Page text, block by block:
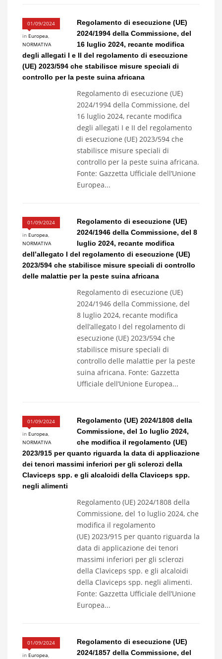
01/09/2024
in Europea,
NORMATIVA
Regolamento di esecuzione (UE)
2024/1994 della Commissione, del
16 luglio 2024, recante modifica
degli allegati I e II del regolamento di esecuzione
(UE) 2023/594 che stabilisce misure speciali di
controllo per la peste suina africana
Regolamento di esecuzione (UE)
2024/1994 della Commissione, del
16 luglio 2024, recante modifica
degli allegati I e II del regolamento
di esecuzione (UE) 2023/594 che
stabilisce misure speciali di
controllo per la peste suina africana.
Fonte: Gazzetta Ufficiale dell’Unione
Europea...
01/09/2024
in Europea,
NORMATIVA
Regolamento di esecuzione (UE)
2024/1946 della Commissione, del 8
luglio 2024, recante modifica
dell’allegato I del regolamento di esecuzione (UE)
2023/594 che stabilisce misure speciali di controllo
delle malattie per la peste suina africana
Regolamento di esecuzione (UE)
2024/1946 della Commissione, del
8 luglio 2024, recante modifica
dell’allegato I del regolamento di
esecuzione (UE) 2023/594 che
stabilisce misure speciali di
controllo delle malattie per la peste
suina africana. Fonte: Gazzetta
Ufficiale dell’Unione Europea...
01/09/2024
in Europea,
NORMATIVA
Regolamento (UE) 2024/1808 della
Commissione, del 1o luglio 2024,
che modifica il regolamento (UE)
2023/915 per quanto riguarda la data di applicazione
dei tenori massimi inferiori per gli sclerozi della
Claviceps spp. e gli alcaloidi della Claviceps spp.
negli alimenti
Regolamento (UE) 2024/1808 della
Commissione, del 1o luglio 2024, che
modifica il regolamento
(UE) 2023/915 per quanto riguarda la
data di applicazione dei tenori
massimi inferiori per gli sclerozi
della Claviceps spp. e gli alcaloidi
della Claviceps spp. negli alimenti.
Fonte: Gazzetta Ufficiale dell’Unione
Europea...
01/09/2024
in Europea,
Regolamento di esecuzione (UE)
2024/1857 della Commissione, del